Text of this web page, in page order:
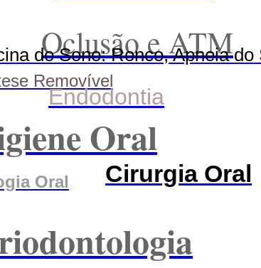
Oclusão e ATM
Removível
Endodontia
Oral
Cirurgia Oral
Oral
do Sono: Ronco, Apneia